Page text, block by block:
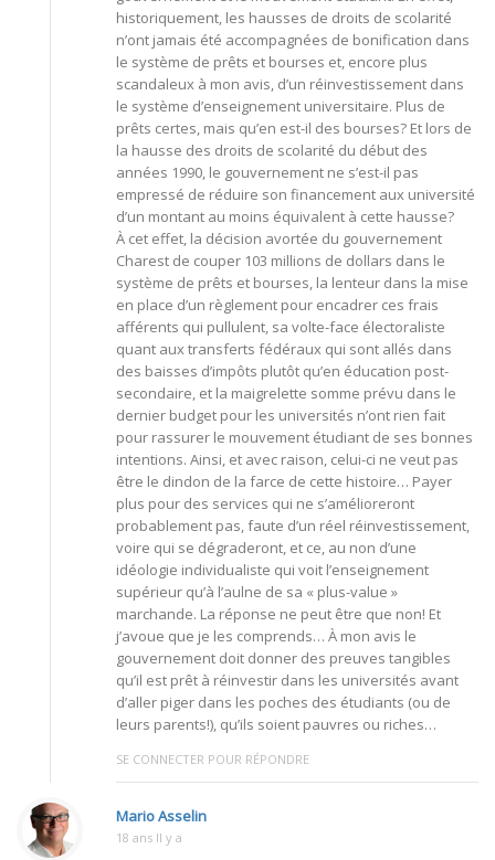
historiquement, les hausses de droits de scolarité
n’ont jamais été accompagnées de bonification dans
le système de prêts et bourses et, encore plus
scandaleux à mon avis, d’un réinvestissement dans
le système d’enseignement universitaire. Plus de
prêts certes, mais qu’en est-il des bourses? Et lors de
la hausse des droits de scolarité du début des
années 1990, le gouvernement ne s’est-il pas
empressé de réduire son financement aux université
d’un montant au moins équivalent à cette hausse?
À cet effet, la décision avortée du gouvernement
Charest de couper 103 millions de dollars dans le
système de prêts et bourses, la lenteur dans la mise
en place d’un règlement pour encadrer ces frais
afférents qui pullulent, sa volte-face électoraliste
quant aux transferts fédéraux qui sont allés dans
des baisses d’impôts plutôt qu’en éducation post-
secondaire, et la maigrelette somme prévu dans le
dernier budget pour les universités n’ont rien fait
pour rassurer le mouvement étudiant de ses bonnes
intentions. Ainsi, et avec raison, celui-ci ne veut pas
être le dindon de la farce de cette histoire… Payer
plus pour des services qui ne s’amélioreront
probablement pas, faute d’un réel réinvestissement,
voire qui se dégraderont, et ce, au non d’une
idéologie individualiste qui voit l’enseignement
supérieur qu’à l’aulne de sa « plus-value »
marchande. La réponse ne peut être que non! Et
j’avoue que je les comprends… À mon avis le
gouvernement doit donner des preuves tangibles
qu’il est prêt à réinvestir dans les universités avant
d’aller piger dans les poches des étudiants (ou de
leurs parents!), qu’ils soient pauvres ou riches…
SE CONNECTER POUR RÉPONDRE
Mario Asselin
18 ans Il y a